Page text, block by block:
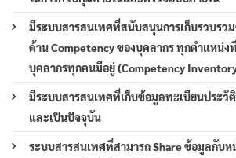
มีระบบสารสนเทศที่สนับสนุนการเก็บรวบรว
ด้าน Competency ของบุคลากร ทุกตำแหน่ง
บุคลากรทุกคนมีอยู่ (Competency
มีระบบสารสนเทศที่เก็บข้อมูลทะเบียนประวั
และเป็นปัจจุบัน
ระบบสารสนเทศที่สามารถ Share ข้อมูลกับห